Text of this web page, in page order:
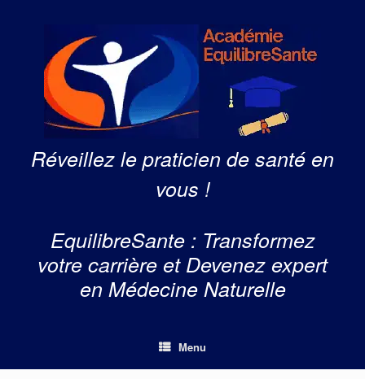
Réveillez le praticien de santé en
vous !
EquilibreSante : Transformez
votre carrière et Devenez expert
en Médecine Naturelle
Menu